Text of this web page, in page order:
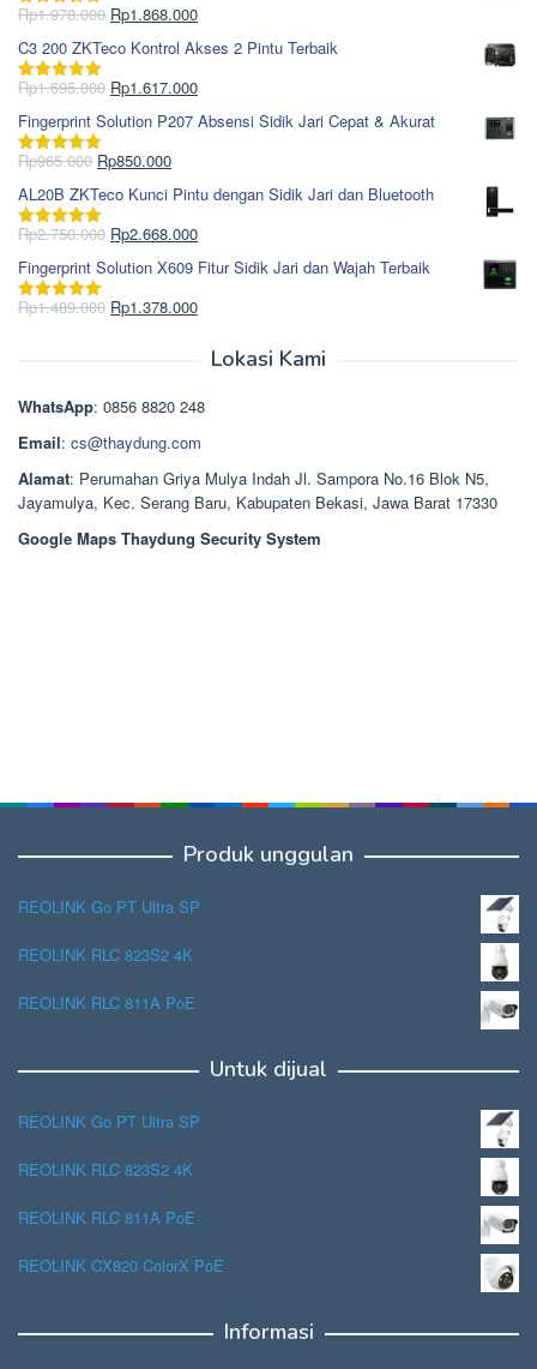
Dinilai5.00
Rp1.978.000 Harga
aslinya
adalah:
Rp1.978.000.
Rp1.868.000Harga
saat
ini
adalah:
C3 200 ZKTeco Kontrol Akses 2 Pintu Terbaik
Dinilai5.00
Rp1.695.000 Harga
aslinya
adalah:
Rp1.695.000.
Rp1.617.000Harga
saat
ini
Fingerprint Solution P207 Absensi Sidik Jari Cepat & Akurat
Dinilai5.00
Rp965.000 Harga
aslinya
adalah:
Rp965.000.
Rp850.000Harga
saat
ini
adalah:
AL20B ZKTeco Kunci Pintu dengan Sidik Jari dan Bluetooth
Dinilai5.00
Rp2.750.000 Harga
aslinya
adalah:
Rp2.750.000.
Rp2.668.000Harga
saat
ini
adalah:
Fingerprint Solution X609 Fitur Sidik Jari dan Wajah Terbaik
Dinilai5.00
Rp1.489.000 Harga
Rp1.378.000Harga
Rp1.378.000.
Lokasi Kami
WhatsApp: 0856 8820 248
Email: cs@thaydung.com
Alamat: Perumahan Griya Mulya Indah Jl. Sampora No.16 Blok N5,
Jayamulya, Kec. Serang Baru, Kabupaten Bekasi, Jawa Barat 17330
Google Maps Thaydung Security System
Produk unggulan
REOLINK Go PT Ultra SP
REOLINK RLC 823S2 4K
REOLINK RLC 811A PoE
Untuk dijual
REOLINK Go PT Ultra SP
REOLINK RLC 823S2 4K
REOLINK RLC 811A PoE
REOLINK CX820 ColorX PoE
Informasi